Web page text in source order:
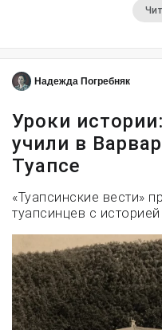
Надежда Погребняк
Уроки
учили в
Туапсе
«Туапсинские вести»
туапсинцев с